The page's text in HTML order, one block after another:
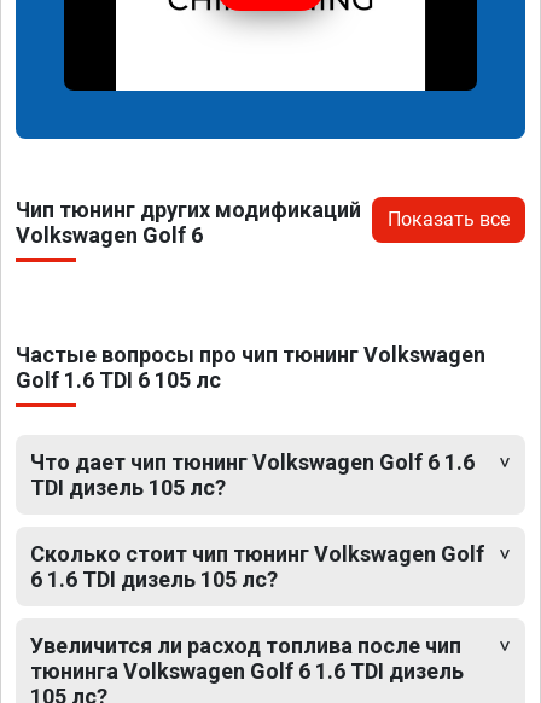
Чип тюнинг других модификаций
Volkswagen Golf 6
Показать все
Частые вопросы про чип тюнинг Volkswagen
Golf 1.6 TDI 6 105 лс
Что дает чип тюнинг Volkswagen Golf 6 1.6
TDI дизель 105 лс?
Сколько стоит чип тюнинг Volkswagen Golf
6 1.6 TDI дизель 105 лс?
Увеличится ли расход топлива после чип
тюнинга Volkswagen Golf 6 1.6 TDI дизель
105 лс?